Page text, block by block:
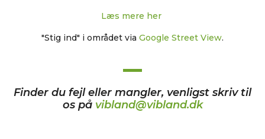
Læs mere her
"Stig ind" i området via Google Street View.
Finder du fejl eller mangler, venligst skriv til
os på vibland@vibland.dk